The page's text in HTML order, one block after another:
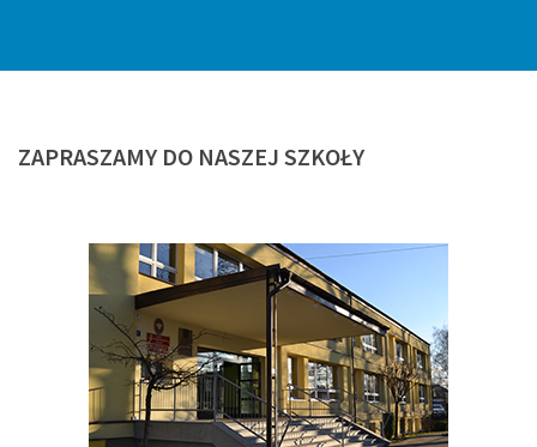
ZAPRASZAMY DO NASZEJ SZKOŁY